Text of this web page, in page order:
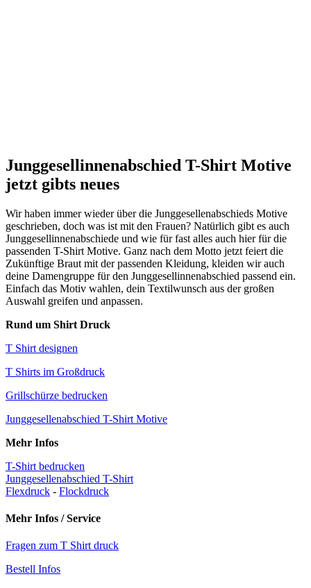
Junggesellinnenabschied T-Shirt Motive
jetzt gibts neues
Wir haben immer wieder über die Junggesellenabschieds Motive
geschrieben, doch was ist mit den Frauen? Natürlich gibt es auch
Junggesellinnenabschiede und wie für fast alles auch hier für die
passenden T-Shirt Motive. Ganz nach dem Motto jetzt feiert die
Zukünftige Braut mit der passenden Kleidung, kleiden wir auch
deine Damengruppe für den Junggesellinnenabschied passend ein.
Einfach das Motiv wahlen, dein Textilwunsch aus der großen
Auswahl greifen und anpassen.
Rund um Shirt Druck
T Shirt designen
T Shirts im Großdruck
Grillschürze bedrucken
Junggesellenabschied T-Shirt Motive
Mehr Infos
T-Shirt bedrucken
Junggesellenabschied T-Shirt
Flexdruck - Flockdruck
Mehr Infos / Service
Fragen zum T Shirt druck
Bestell Infos